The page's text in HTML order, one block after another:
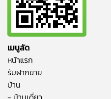
เมนูลัด
หน้าแรก
รับฝากขาย
บ้าน